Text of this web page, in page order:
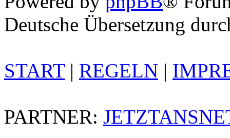
Deutsche Übersetzung
START| REGELN |
PARTNER: